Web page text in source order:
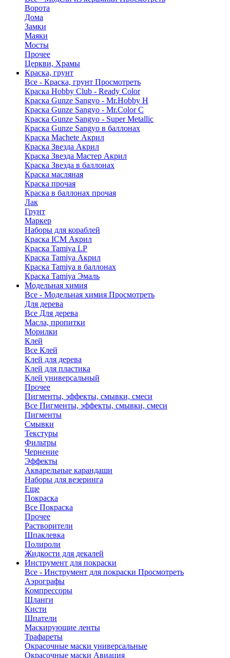
Ворота
Дома
Замки
Маяки
Мосты
Прочее
Церкви, Храмы
Краска, грунт
Все - Краска, грунт Просмотреть
Краска Hobby Club - Ready Color
Краска Gunze Sangyo - Mr.Hobby H
Краска Gunze Sangyo - Mr.Color C
Краска Gunze Sangyo - Super Metallic
Краска Gunze Sangyo в баллонах
Краска Machete Акрил
Краска Звезда Акрил
Краска Звезда Мастер Акрил
Краска Звезда в баллонах
Краска масляная
Краска прочая
Краска в баллонах прочая
Лак
Грунт
Маркер
Наборы для кораблей
Краска ICM Акрил
Краска Tamiya LP
Краска Tamiya Акрил
Краска Tamiya в баллонах
Краска Tamiya Эмаль
Модельная химия
Все - Модельная химия Просмотреть
Для дерева
Все Для дерева
Масла, пропитки
Морилки
Клей
Все Клей
Клей для дерева
Клей для пластика
Клей универсальный
Прочее
Пигменты, эффекты, смывки, смеси
Все Пигменты, эффекты, смывки, смеси
Пигменты
Смывки
Текстуры
Фильтры
Чернение
Эффекты
Акварельные карандаши
Наборы для везеринга
Еще
Покраска
Все Покраска
Прочее
Растворители
Шпаклевка
Полироли
Жидкости для декалей
Инструмент для покраски
Все - Инструмент для покраски Просмотреть
Аэрографы
Компрессоры
Шланги
Кисти
Шпатели
Маскирующие ленты
Трафареты
Окрасочные маски универсальные
Окрасочные маски Авиация